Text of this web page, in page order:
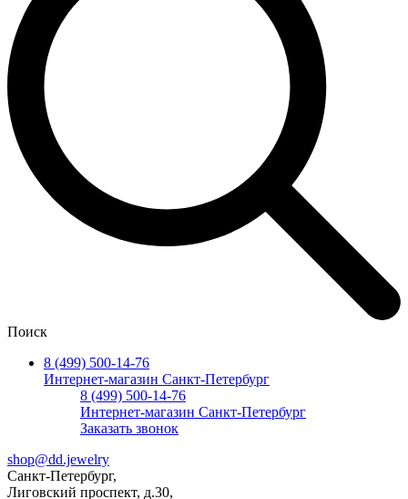
Поиск
8 (499) 500-14-76
Интернет-магазин Санкт-Петербург
8 (499) 500-14-76
Интернет-магазин Санкт-Петербург
Заказать звонок
shop@dd.jewelry
Санкт-Петербург,
Лиговский проспект, д.30,